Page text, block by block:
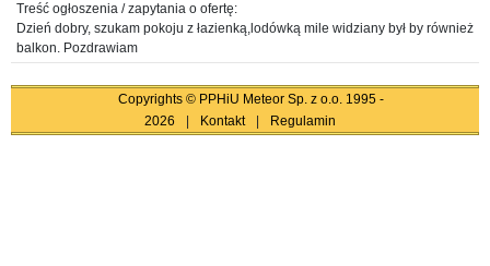
Treść ogłoszenia / zapytania o ofertę:
Dzień dobry, szukam pokoju z łazienką,lodówką mile widziany był by również
balkon. Pozdrawiam
Copyrights © PPHiU Meteor Sp. z o.o. 1995 -
2026
Kontakt Regulamin